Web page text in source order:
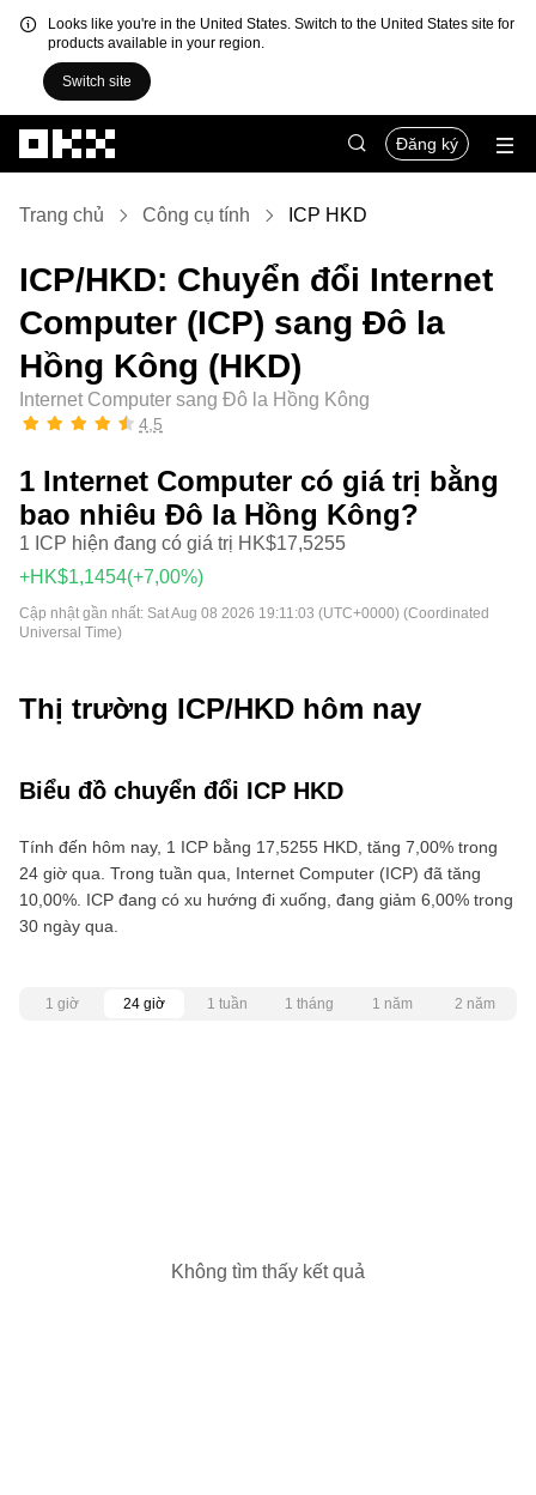
Looks like you're in the United States. Switch to the United States site for
products available in your region.
Switch site
Đăng ký
Trang chủ Công cụ tính ICP HKD
ICP/HKD: Chuyển đổi Internet
Computer (ICP) sang Đô la
Hồng Kông (HKD)
Internet Computer sang Đô la Hồng Kông
4,5
1 Internet Computer có giá trị bằng
bao nhiêu Đô la Hồng Kông?
1 ICP hiện đang có giá trị HK$17,5255
+HK$1,1454(+7,00%)
Cập nhật gần nhất: Sat Aug 08 2026 19:11:03 (UTC+0000) (Coordinated
Universal Time)
Thị trường ICP/HKD hôm nay
Biểu đồ chuyển đổi ICP HKD
Tính đến hôm nay, 1 ICP bằng 17,5255 HKD, tăng 7,00% trong
24 giờ qua. Trong tuần qua, Internet Computer (ICP) đã tăng
10,00%. ICP đang có xu hướng đi xuống, đang giảm 6,00% trong
30 ngày qua.
1 giờ 24 giờ 1 tuần 1 tháng 1 năm 2 năm
Không tìm thấy kết quả